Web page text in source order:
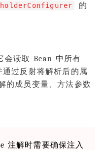
的
会读取 Bean 中所有
过反射将解析后的属
的成员变量、方法参数
注解时需要确保注入